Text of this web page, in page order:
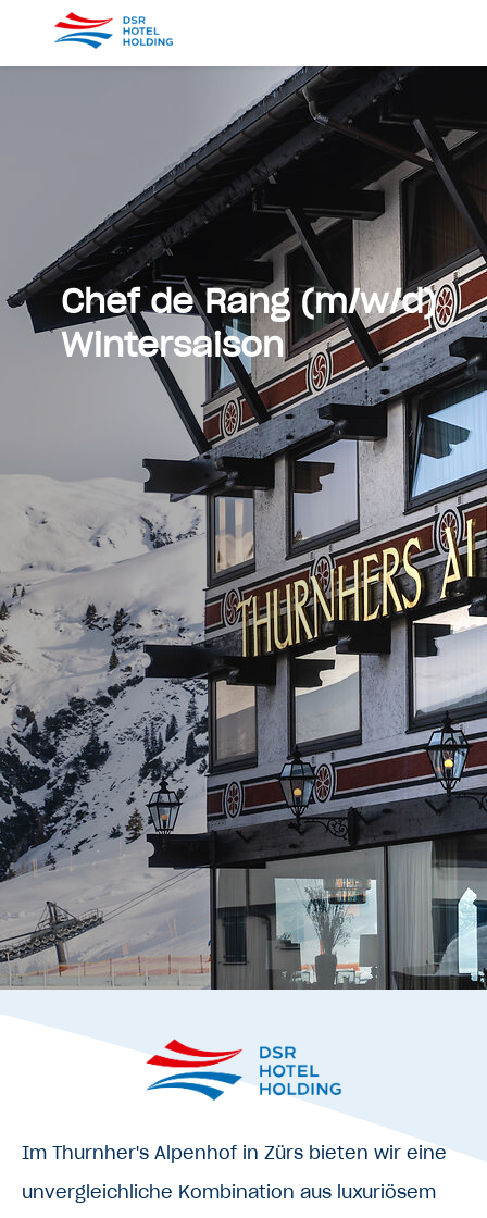
Chef de Rang (m/w/d)
Wintersaison
Im Thurnher's Alpenhof in Zürs bieten wir eine
unvergleichliche Kombination aus luxuriösem